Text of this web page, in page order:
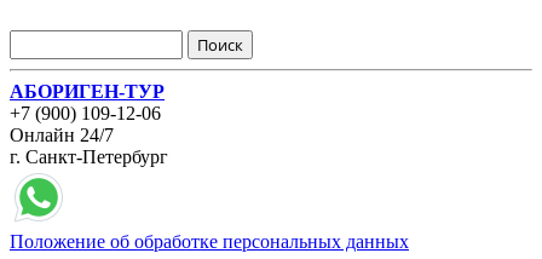
АБОРИГЕН-ТУР
+7 (900) 109-12-06
Онлайн 24/7
г. Санкт-Петербург
Положение об обработке персональных данных